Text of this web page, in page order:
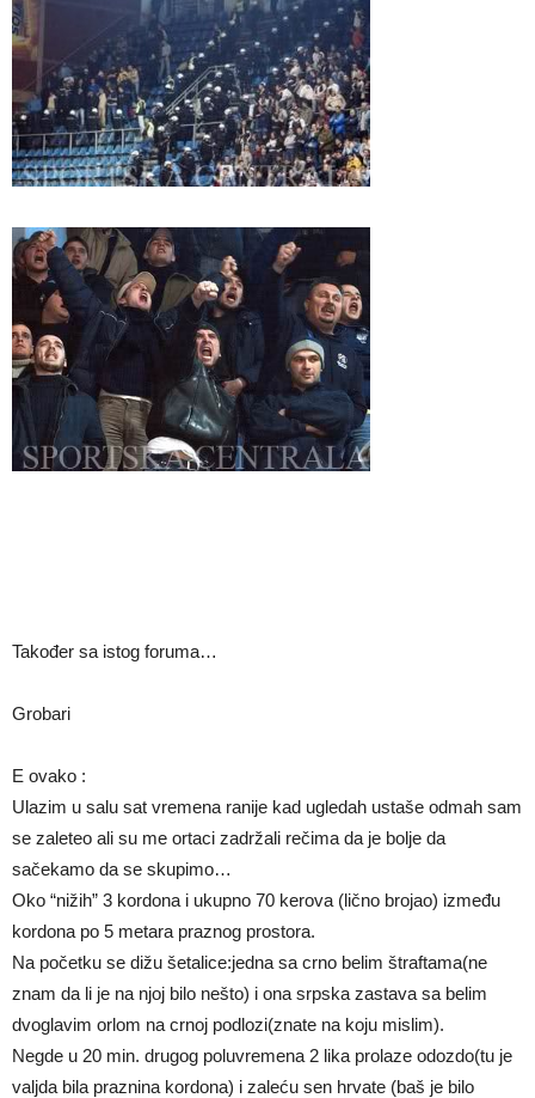
Također sa istog foruma…
Grobari
E ovako :
Ulazim u salu sat vremena ranije kad ugledah ustaše odmah sam
se zaleteo ali su me ortaci zadržali rečima da je bolje da
sačekamo da se skupimo…
Oko “nižih” 3 kordona i ukupno 70 kerova (lično brojao) između
kordona po 5 metara praznog prostora.
Na početku se dižu šetalice:jedna sa crno belim štraftama(ne
znam da li je na njoj bilo nešto) i ona srpska zastava sa belim
dvoglavim orlom na crnoj podlozi(znate na koju mislim).
Negde u 20 min. drugog poluvremena 2 lika prolaze odozdo(tu je
valjda bila praznina kordona) i zaleću sen hrvate (baš je bilo